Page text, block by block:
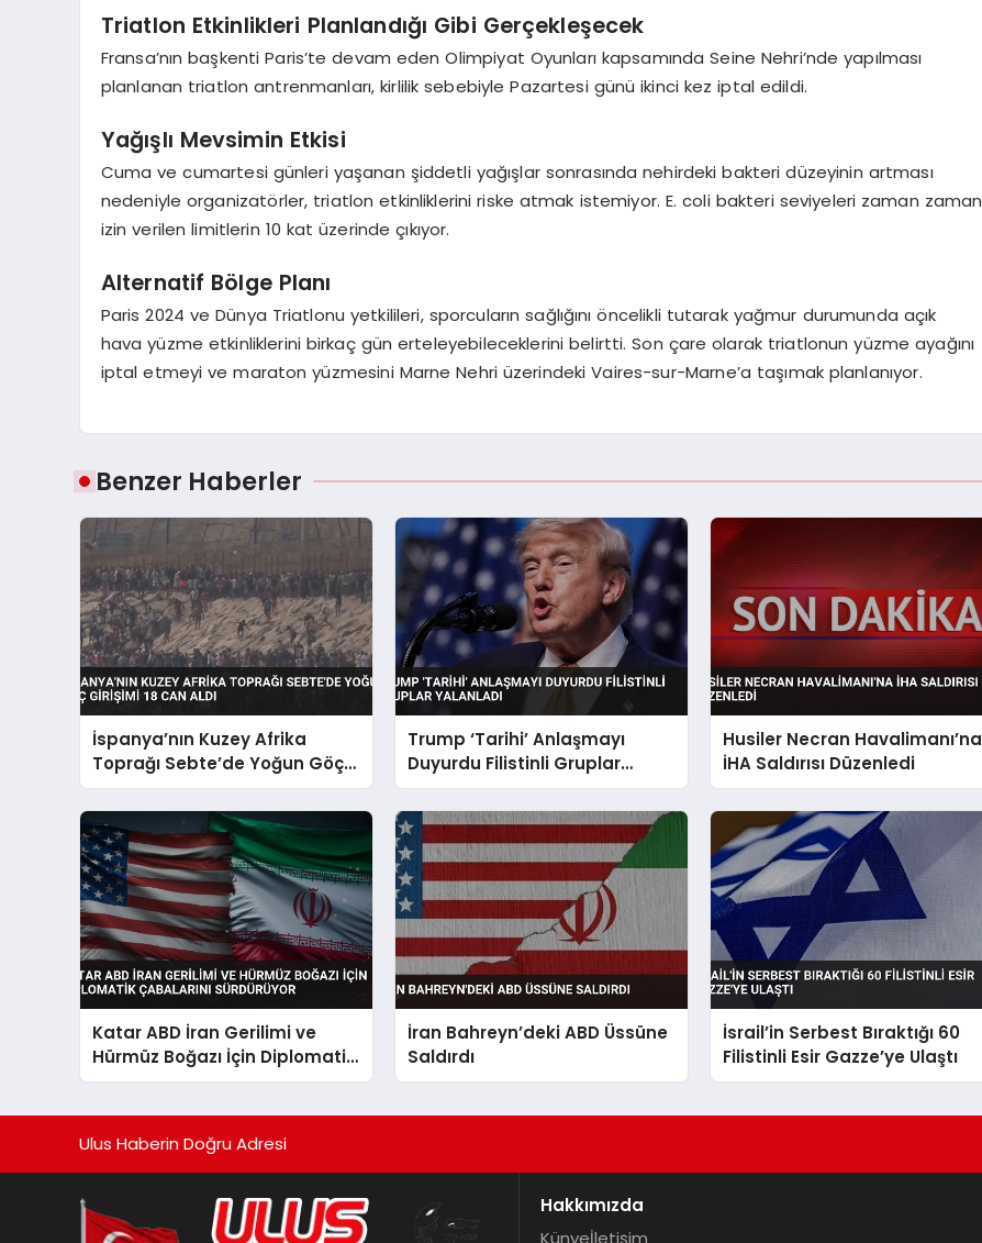
Triatlon Etkinlikleri Planlandığı Gibi Gerçekleşecek
Fransa’nın başkenti Paris’te devam eden Olimpiyat Oyunları kapsamında Seine Nehri’nde yapılması
planlanan triatlon antrenmanları, kirlilik sebebiyle Pazartesi günü ikinci kez iptal edildi.
Yağışlı Mevsimin Etkisi
Cuma ve cumartesi günleri yaşanan şiddetli yağışlar sonrasında nehirdeki bakteri düzeyinin artması
nedeniyle organizatörler, triatlon etkinliklerini riske atmak istemiyor. E. coli bakteri seviyeleri zaman zaman
izin verilen limitlerin 10 kat üzerinde çıkıyor.
Alternatif Bölge Planı
Paris 2024 ve Dünya Triatlonu yetkilileri, sporcuların sağlığını öncelikli tutarak yağmur durumunda açık
hava yüzme etkinliklerini birkaç gün erteleyebileceklerini belirtti. Son çare olarak triatlonun yüzme ayağını
iptal etmeyi ve maraton yüzmesini Marne Nehri üzerindeki Vaires-sur-Marne’a taşımak planlanıyor.
Benzer Haberler
İspanya’nın Kuzey Afrika
Toprağı Sebte’de Yoğun Göç
Girişimi 18 Can Aldı
Trump ‘Tarihi’ Anlaşmayı
Duyurdu Filistinli Gruplar
Yalanladı
Husiler Necran Havalimanı’na
İHA Saldırısı Düzenledi
Katar ABD İran Gerilimi ve
Hürmüz Boğazı İçin Diplomatik
Çabalarını Sürdürüyor
İran Bahreyn’deki ABD Üssüne
Saldırdı
İsrail’in Serbest Bıraktığı 60
Filistinli Esir Gazze’ye Ulaştı
Ulus Haberin Doğru Adresi
Hakkımızda
Künyeİletişim